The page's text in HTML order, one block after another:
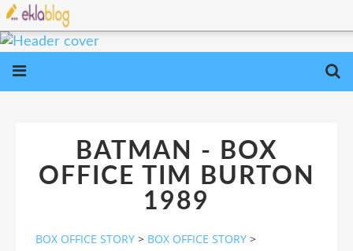
BATMAN - BOX
OFFICE TIM BURTON
1989
BOX OFFICE STORY > BOX OFFICE STORY >